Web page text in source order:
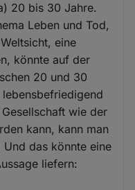
20 bis 30 Jahre.
Leben und Tod,
eine
könnte auf der
20 und 30
wie der
kann, kann man
das könnte eine
liefern: